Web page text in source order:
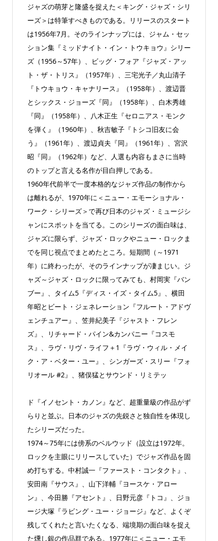
ジャズの萌芽と隆盛を捉えた＜キング・ジャズ・シリ
ーズ＞は特筆すべきものである。リリースのスタート
は1956年7月。そのラインナップには、ジャム・セッ
ション集『ミッドナイト・イン・トウキョウ』シリー
ズ（1956～57年）、ビッグ・フォア『ジャズ・アッ
ト・ザ・トリス』（1957年）、三宅光子／丸山清子
『トウキョウ・キャナリース』（1958年）、渡辺晋
とシックス・ジョーズ『同』（1958年）、白木秀雄
『同』（1958年）、八木正生『セロニアス・モンク
を弾く』（1960年）、秋吉敏子『トシコ旧友に会
う』（1961年）、渡辺貞夫『同』（1961年）、宮沢
昭『同』（1962年）など、人選も内容もまさに当時
のトップと言える名作が目白押しである。
1960年代前半で一度本格的なジャズ作品の制作から
は離れるが、1970年に＜ニュー・エモーショナル・
ワーク・シリーズ＞で再び日本のジャズ・ミュージシ
ャンにスポットを当てる。このシリーズの面白味は、
ジャズに限らず、ジャズ・ロックやニュー・ロックま
でを同じ視点でまとめたところ。短期間（～1971
年）に終わったが、そのラインナップが凄まじい。ジ
ャズ～ジャズ・ロックに限ってみても、村岡実『バン
ブー』、タイム5『ディス・イズ・タイム5』、横田
年昭とビート・ジェネレーション『フルート・アドヴ
ェンチュアー』、笠井紀美子『ジャスト・フレン
ズ』、リチャード・パイン&カンパニー『コスモ
ス』、ラヴ・リヴ・ライフ＋1『ラヴ・ウィル・メイ
ク・ア・ベター・ユー』、シンガーズ・スリー『フォ
リオール #2』、猪俣猛とサウンド・リミテッ
ド『イノセント・カノン』など、超重量級の作品がず
らりと並ぶ。日本のジャズの先鋭さと独自性を体現し
たシリーズだった。
1974～75年には傍系のベルウッド（設立は1972年。
ロックを主眼にリリースしていた）でジャズ作品を固
め打ちする。中村誠一『ファースト・コンタクト』、
安田南『サウス』、山下洋輔『ヨースケ・アロー
ン』、今田勝『アセント』、日野元彦『トコ』、ジョ
ージ大塚『ラビング・ユー・ジョージ』など、よくぞ
残してくれたと言いたくなる、端境期の面白味を捉え
た燻し銀の作品群である。1977年に＜ニュー・エモ